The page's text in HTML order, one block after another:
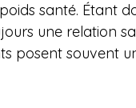
santé. Étant
une relation
posent souvent